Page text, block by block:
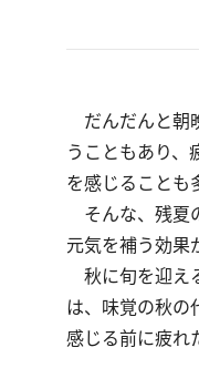
だんだんと朝
うこともあり、
を感じることも
そんな、残夏
元気を補う効果
秋に旬を迎え
は、味覚の秋の
感じる前に疲れ